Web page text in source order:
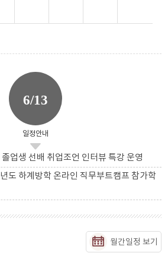
6/13
일정안내
업생 선배 취업조언 인터뷰 특강 운영
도 하계방학 온라인 직무부트캠프 참가학
월간일정 보기